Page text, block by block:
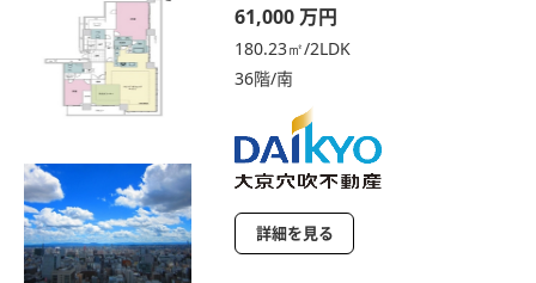
61,000 万円
180.23㎡/2LDK
36階/南
詳細を見る